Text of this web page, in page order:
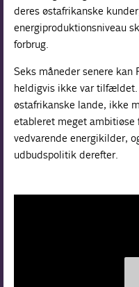
deres østafrikanske
energiproduktionsniveau
forbrug.
Seks måneder senere kan
heldigvis ikke var
østafrikanske lande, ikke
etableret meget ambitiøse
vedvarende energikilder,
udbudspolitik derefter.